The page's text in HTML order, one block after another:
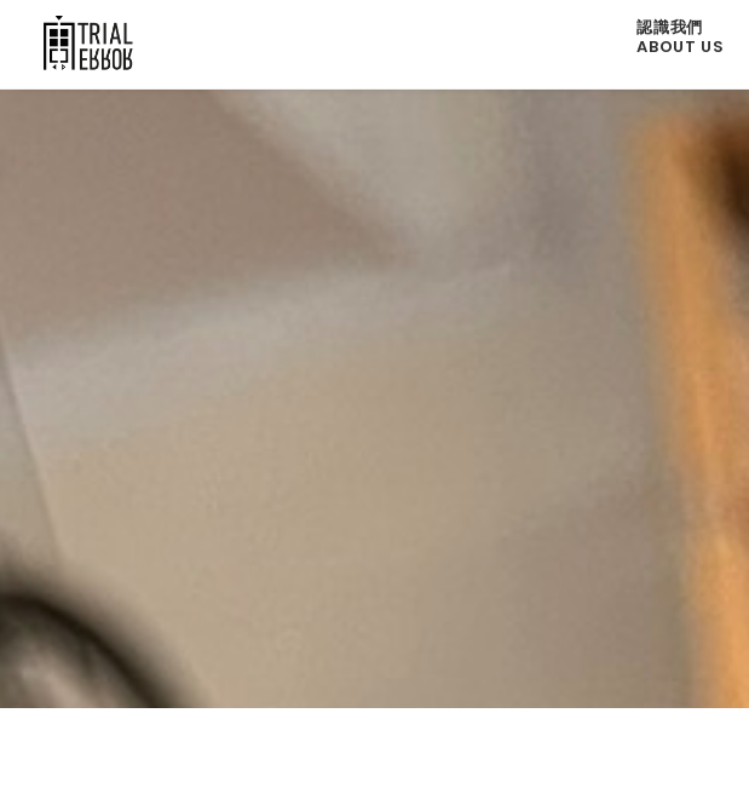
認識我們
ABOUT US